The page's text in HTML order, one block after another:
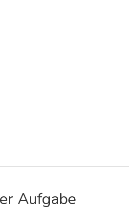
Aufgabe